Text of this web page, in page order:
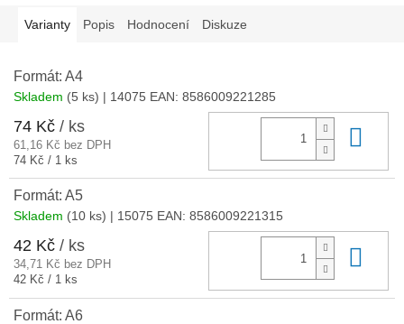
Varianty Popis Hodnocení Diskuze
Formát: A4
Skladem (5 ks) | 14075 EAN: 8586009221285
74 Kč / ks
61,16 Kč bez DPH
Měrná
74 Kč / 1 ks
Formát: A5
Skladem (10 ks) | 15075 EAN: 8586009221315
42 Kč / ks
34,71 Kč bez DPH
Měrná
42 Kč / 1 ks
Formát: A6